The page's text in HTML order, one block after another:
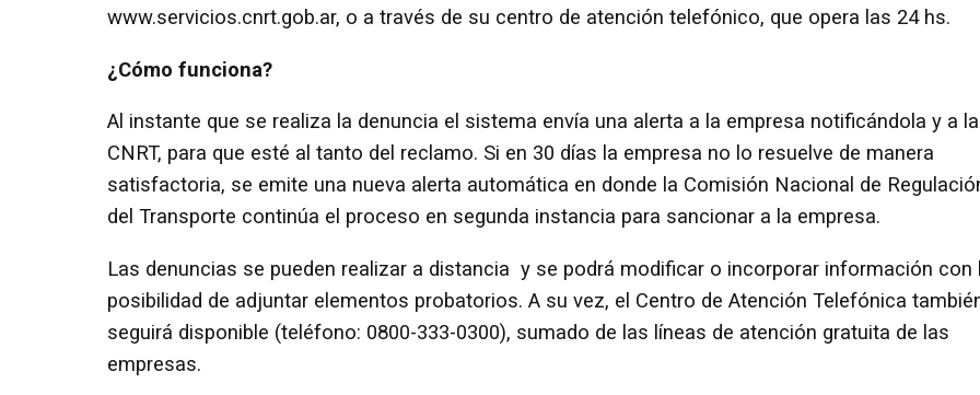
www.servicios.cnrt.gob.ar, o a través de su centro de atención telefónico, que opera las 24 hs.
¿Cómo funciona?
Al instante que se realiza la denuncia el sistema envía una alerta a la empresa notificándola y a la
CNRT, para que esté al tanto del reclamo. Si en 30 días la empresa no lo resuelve de manera
satisfactoria, se emite una nueva alerta automática en donde la Comisión Nacional de
del Transporte continúa el proceso en segunda instancia para sancionar a la empresa.
Las denuncias se pueden realizar a distancia y se podrá modificar o incorporar información con
posibilidad de adjuntar elementos probatorios. A su vez, el Centro de Atención Telefónica
seguirá disponible (teléfono: 0800-333-0300), sumado de las líneas de atención gratuita de las
empresas.